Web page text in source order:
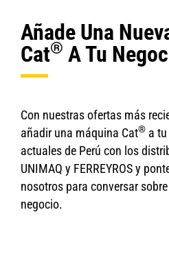
Añade Una
Cat® A Tu
Con nuestras ofertas más
añadir una máquina Cat® a
actuales de Perú con los
UNIMAQ y FERREYROS y
nosotros para conversar
negocio.